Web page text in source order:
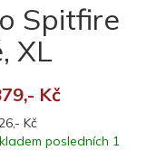
Spitfire
XL
Kč
Kč
posledních 1